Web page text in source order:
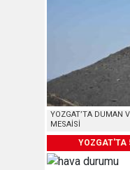
YOZGAT’TA DUMAN
MESAİSİ
YOZGAT'TA